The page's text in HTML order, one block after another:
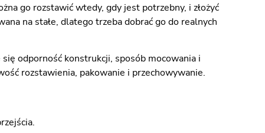
go rozstawić wtedy, gdy jest potrzebny, i złożyć
na stałe, dlatego trzeba dobrać go do realnych
odporność konstrukcji, sposób mocowania i
rozstawienia, pakowanie i przechowywanie.